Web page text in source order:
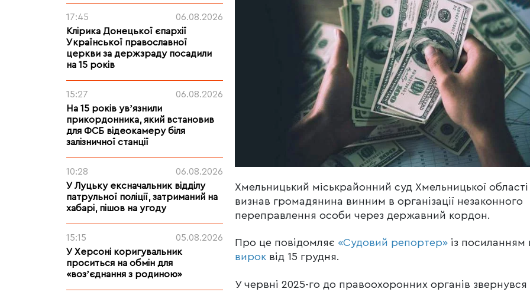
17:45
06.08.2026
Клірика Донецької єпархії
Української православної
церкви за держзраду посадили
на 15 років
15:27
06.08.2026
На 15 років увʼязнили
прикордонника, який встановив
для ФСБ відеокамеру біля
залізничної станції
10:28
06.08.2026
У Луцьку ексначальник відділу
патрульної поліції, затриманий на
хабарі, пішов на угоду
15:15
05.08.2026
У Херсоні коригувальник
проситься на обмін для
«возʼєднання з родиною»
Хмельницький міськрайонний суд Хмельницької області
визнав громадянина винним в організації незаконного
переправлення особи через державний кордон.
Про це повідомляє «Судовий репортер» із посиланням
вирок від 15 грудня.
У червні 2025-го до правоохоронних органів звернувся